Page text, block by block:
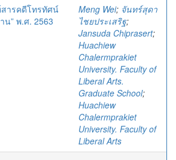
สารคดีโทรทัศน์
น” พ.ศ. 2563
Meng Wei; จันทร์สุดา
ไชยประเสริฐ;
Jansuda Chiprasert;
Huachiew
Chalermprakiet
University. Faculty of
Liberal Arts.
Graduate School;
Huachiew
Chalermprakiet
University. Faculty of
Liberal Arts